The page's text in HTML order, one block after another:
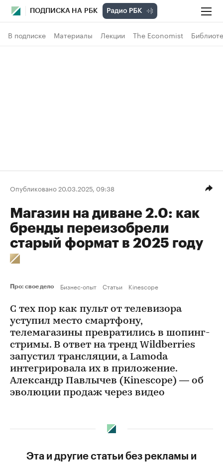
ПОДПИСКА НА РБК
В подписке Материалы Лекции The Economist
Опубликовано 20.03.2025, 09:38
Магазин на диване 2.0: как
бренды переизобрели
старый формат в 2025 году
Про: свое дело Бизнес-опыт Статьи Kinescope
С тех пор как пульт от телевизора
уступил место смартфону,
телемагазины превратились в шопинг-
стримы. В ответ на тренд Wildberries
запустил трансляции, а Lamoda
интегрировала их в приложение.
Александр Павлычев (Kinescope) — об
эволюции продаж через видео
Эта и другие статьи без рекламы и